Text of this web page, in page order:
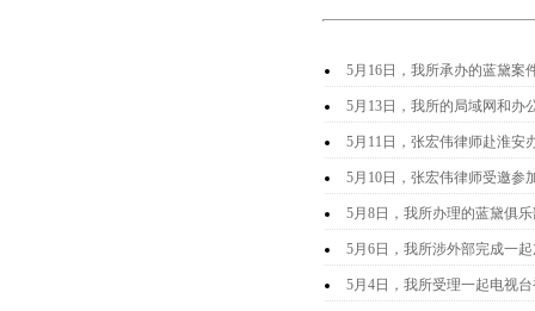
5月16日，我所承办的蓝黛案
5月13日，我所的局域网和办
5月11日，张宏伟律师赴淮安
5月10日，张宏伟律师受邀参
5月8日，我所办理的蓝黛俱
5月6日，我所涉外部完成一
5月4日，我所受理一起电视